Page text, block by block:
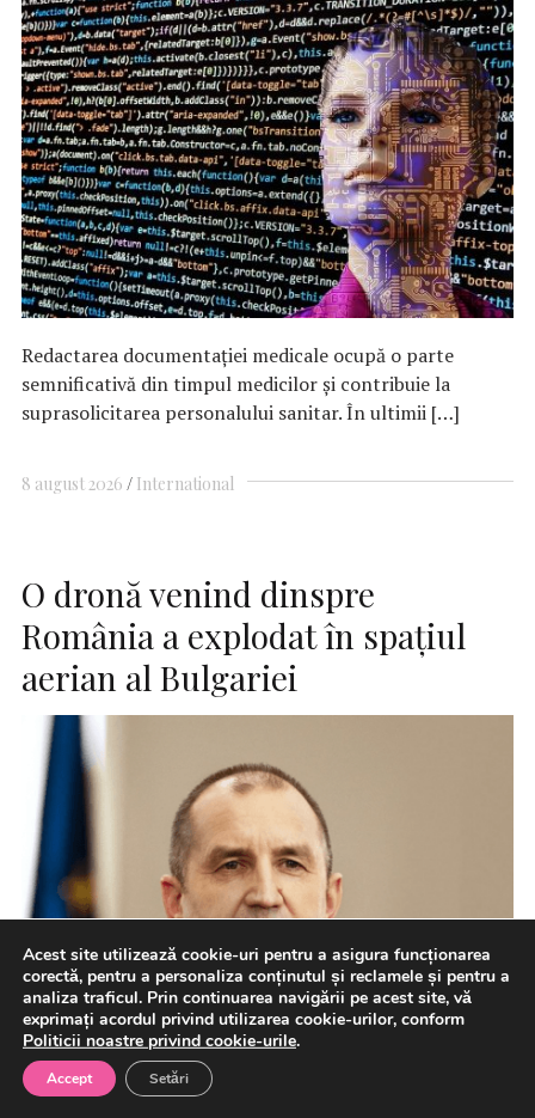
Redactarea documentației medicale ocupă o parte
semnificativă din timpul medicilor și contribuie la
suprasolicitarea personalului sanitar. În ultimii […]
8 august 2026 International
O dronă venind dinspre
România a explodat în spaţiul
aerian al Bulgariei
Acest site utilizează cookie-uri pentru a asigura funcționarea
corectă, pentru a personaliza conținutul și reclamele și pentru a
analiza traficul. Prin continuarea navigării pe acest site, vă
exprimați acordul privind utilizarea cookie-urilor, conform
Politicii noastre privind cookie-urile.
Accept Setări